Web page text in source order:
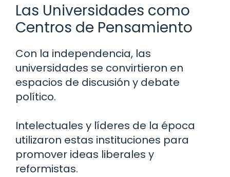
Las Universidades como
Centros de Pensamiento
Con la independencia, las
universidades se convirtieron en
espacios de discusión y debate
político.
Intelectuales y líderes de la época
utilizaron estas instituciones para
promover ideas liberales y
reformistas.